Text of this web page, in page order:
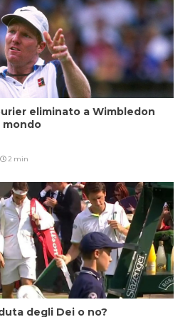
eliminato a Wimbledon
mondo
2 min
degli Dei o no?